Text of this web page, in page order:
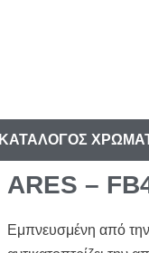
ΚΑΤΑΛΟΓΟΣ
ARES –
Εμπνευσμένη από την